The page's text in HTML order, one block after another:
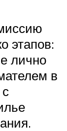
этапов:
лично
в